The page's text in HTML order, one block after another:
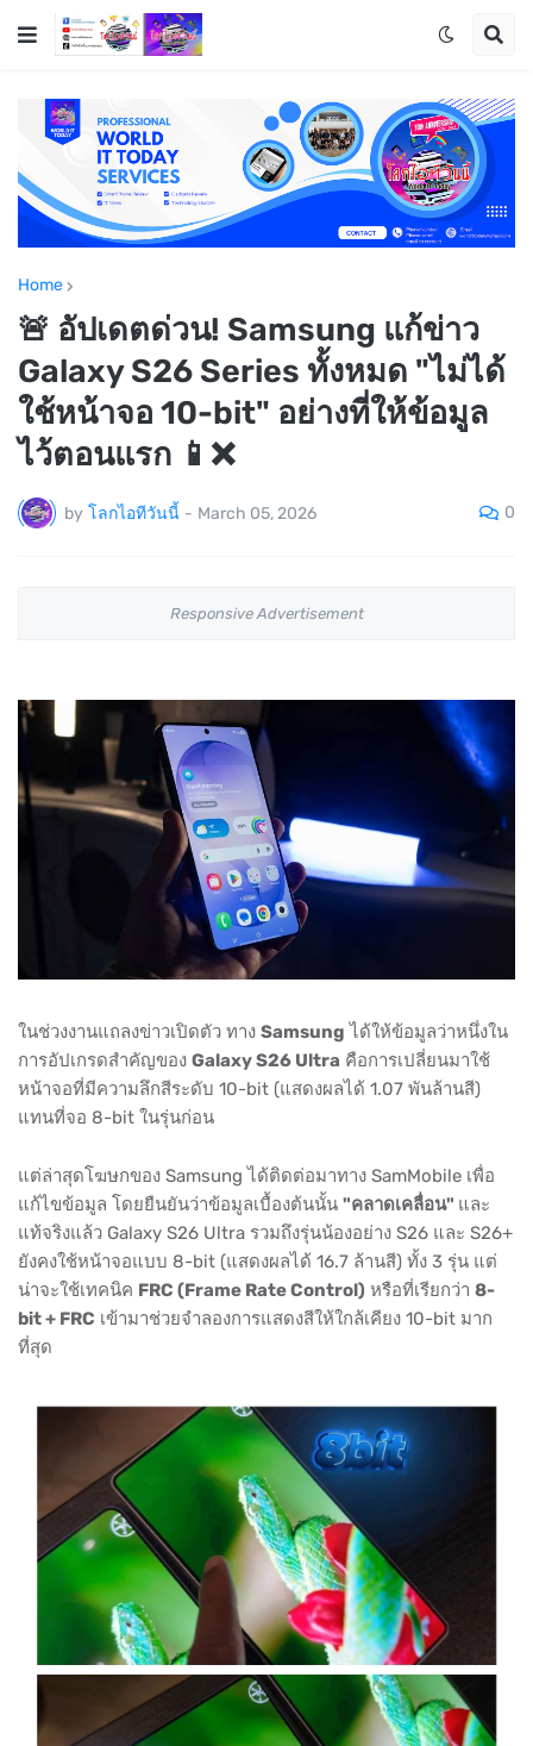
Home
🚨 อัปเดตด่วน! Samsung แก้ข่าว
Galaxy S26 Series ทั้งหมด "ไม่ได้
ใช้หน้าจอ 10-bit" อย่างที่ให้ข้อมูล
ไว้ตอนแรก 📱❌
by โลกไอทีวันนี้ - March 05, 2026 0
Responsive Advertisement
ในช่วงงานแถลงข่าวเปิดตัว ทาง Samsung ได้ให้ข้อมูลว่าหนึ่งใน
การอัปเกรดสำคัญของ Galaxy S26 Ultra คือการเปลี่ยนมาใช้
หน้าจอที่มีความลึกสีระดับ 10-bit (แสดงผลได้ 1.07 พันล้านสี)
แทนที่จอ 8-bit ในรุ่นก่อน
แต่ล่าสุดโฆษกของ Samsung ได้ติดต่อมาทาง SamMobile เพื่อ
แก้ไขข้อมูล โดยยืนยันว่าข้อมูลเบื้องต้นนั้น "คลาดเคลื่อน" และ
แท้จริงแล้ว Galaxy S26 Ultra รวมถึงรุ่นน้องอย่าง S26 และ S26+
ยังคงใช้หน้าจอแบบ 8-bit (แสดงผลได้ 16.7 ล้านสี) ทั้ง 3 รุ่น แต่
น่าจะใช้เทคนิค FRC (Frame Rate Control) หรือที่เรียกว่า 8-
bit + FRC เข้ามาช่วยจำลองการแสดงสีให้ใกล้เคียง 10-bit มาก
ที่สุด